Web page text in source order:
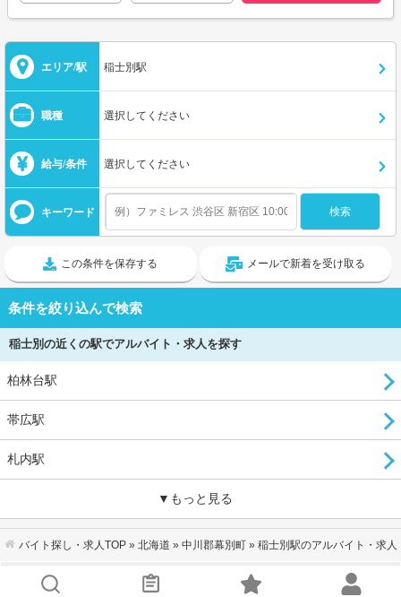
エリア/駅 稲士別駅
職種 選択してください
給与/条件 選択してください
キーワード
この条件を保存する メールで新着を受け取る
条件を絞り込んで検索
稲士別の近くの駅でアルバイト・求人を探す
柏林台駅
帯広駅
札内駅
▼もっと見る
バイト探し・求人TOP » 北海道 » 中川郡幕別町 » 稲士別駅のアルバイト・求人
会社概要 ｜個人情報の取り扱いについて
お問い合わせ
｜企業ご担当者様へ キーワードから探す